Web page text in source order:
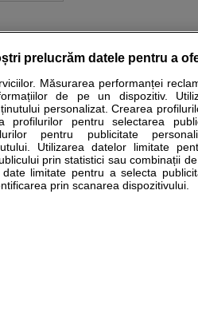
Stiri medicale
si educational. Ele nu pot substitui
sa consultati fie medicul Dvs.,
prelucrăm datele pentru a
Măsurarea performanței
de pe un dispozitiv.
personalizat. Crearea
profilurilor pentru selectarea
pentru publicitate
Utilizarea datelor limitate
prin statistici sau combinații
limitate pentru a selecta
prin scanarea dispozitivului.